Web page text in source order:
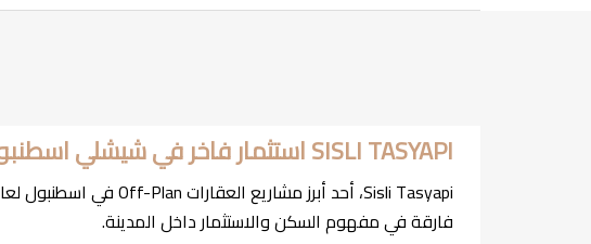
SISLI TASYAPI استثمار فاخر في شيشلي اسطنبول 2026
فارقة في مفهوم السكن والاستثمار داخل المدينة.